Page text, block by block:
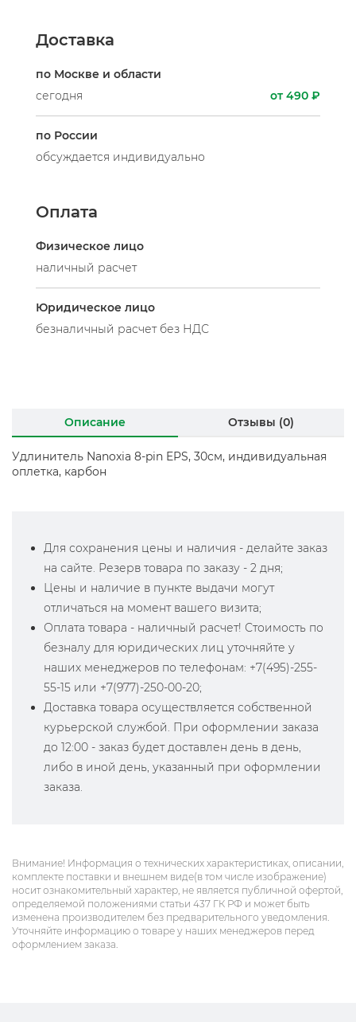
Доставка
по Москве и области
сегодня
от 490 ₽
по России
обсуждается индивидуально
Оплата
Физическое лицо
наличный расчет
Юридическое лицо
безналичный расчет без НДС
Описание Отзывы (0)
Удлинитель Nanoxia 8-pin EPS, 30см, индивидуальная
оплетка, карбон
Для сохранения цены и наличия - делайте заказ
на сайте. Резерв товара по заказу - 2 дня;
Цены и наличие в пункте выдачи могут
отличаться на момент вашего визита;
Оплата товара - наличный расчет! Стоимость по
безналу для юридических лиц уточняйте у
наших менеджеров по телефонам: +7(495)-255-
55-15 или +7(977)-250-00-20;
Доставка товара осуществляется собственной
курьерской службой. При оформлении заказа
до 12:00 - заказ будет доставлен день в день,
либо в иной день, указанный при оформлении
заказа.
Внимание! Информация о технических характеристиках, описании,
комплекте поставки и внешнем виде(в том числе изображение)
носит ознакомительный характер, не является публичной офертой,
определяемой положениями статьи 437 ГК РФ и может быть
изменена производителем без предварительного уведомления.
Уточняйте информацию о товаре у наших менеджеров перед
оформлением заказа.